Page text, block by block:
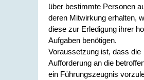
über bestimmte Personen
deren Mitwirkung erhalten,
diese zur Erledigung ihrer
Aufgaben benötigen.
Voraussetzung ist, dass die
Aufforderung an die
ein Führungszeugnis